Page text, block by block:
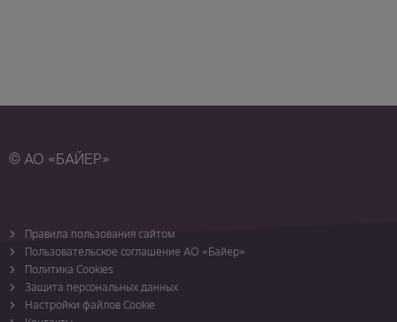
© АО «БАЙЕР»
Правила пользования сайтом
Пользовательское соглашение АО «Байер»
Политика Cookies
Защита персональных данных
Настройки файлов Cookie